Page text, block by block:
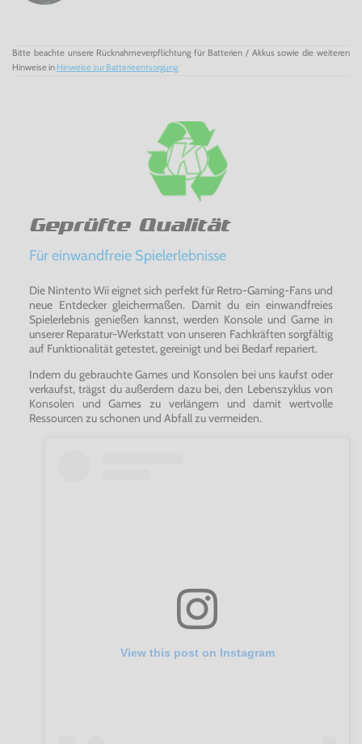
Bitte beachte unsere Rücknahmeverpflichtung für Batterien / Akkus sowie die weiteren
Hinweise in Hinweise zur Batterieentsorgung
Geprüfte Qualität
Für einwandfreie Spielerlebnisse
Die Nintento Wii eignet sich perfekt für Retro-Gaming-Fans und
neue Entdecker gleichermaßen. Damit du ein einwandfreies
Spielerlebnis genießen kannst, werden Konsole und Game in
unserer Reparatur-Werkstatt von unseren Fachkräften sorgfältig
auf Funktionalität getestet, gereinigt und bei Bedarf repariert.
Indem du gebrauchte Games und Konsolen bei uns kaufst oder
verkaufst, trägst du außerdem dazu bei, den Lebenszyklus von
Konsolen und Games zu verlängern und damit wertvolle
Ressourcen zu schonen und Abfall zu vermeiden.
View this post on Instagram